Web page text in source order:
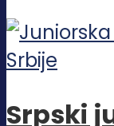
Srpski